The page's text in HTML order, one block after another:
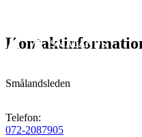
Smålandsleden
Telefon:
072-2087905